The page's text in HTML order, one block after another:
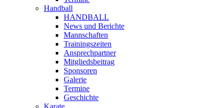
Handball
HANDBALL
News und Berichte
Mannschaften
Trainingszeiten
Ansprechpartner
Mitgliedsbeitrag
Sponsoren
Galerie
Termine
Geschichte
Karate